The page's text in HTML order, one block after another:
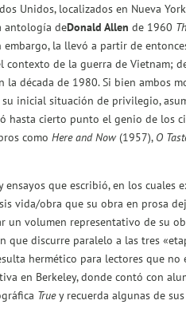
Unidos, localizados en Nueva
antología deDonald Allen de 1960
la llevó a partir de
de la guerra de Vietnam;
década de 1980. Si bien ambos
inicial situación de privilegio,
hasta cierto punto el genio de los
como Here and Now(1957), O
que escribió, en los cuales
vida/obra que su obra en prosa
un volumen representativo de su
que discurre paralelo a las tres
hermético para lectores que no
en Berkeley, donde contó con
Truey recuerda algunas de sus